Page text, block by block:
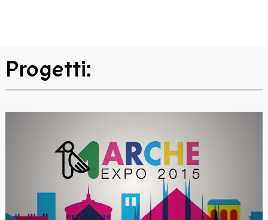
Progetti: